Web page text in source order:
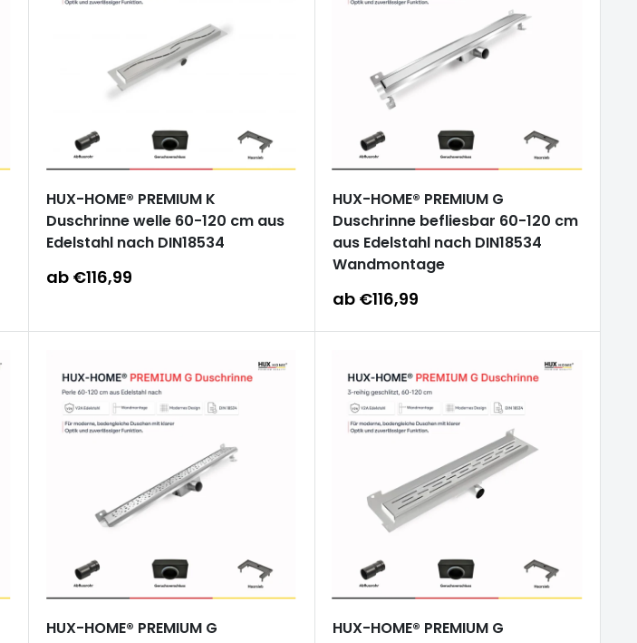
HUX-HOME® PREMIUM K
Duschrinne welle 60-120 cm aus
Edelstahl nach DIN18534
Sonderpreis
ab €116,99
HUX-HOME® PREMIUM G
Duschrinne befliesbar 60-120 cm
aus Edelstahl nach DIN18534
Wandmontage
Sonderpreis
ab €116,99
HUX-HOME® PREMIUM G
HUX-HOME® PREMIUM G